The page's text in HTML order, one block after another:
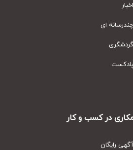
ای
در کسب و کار
رایگان